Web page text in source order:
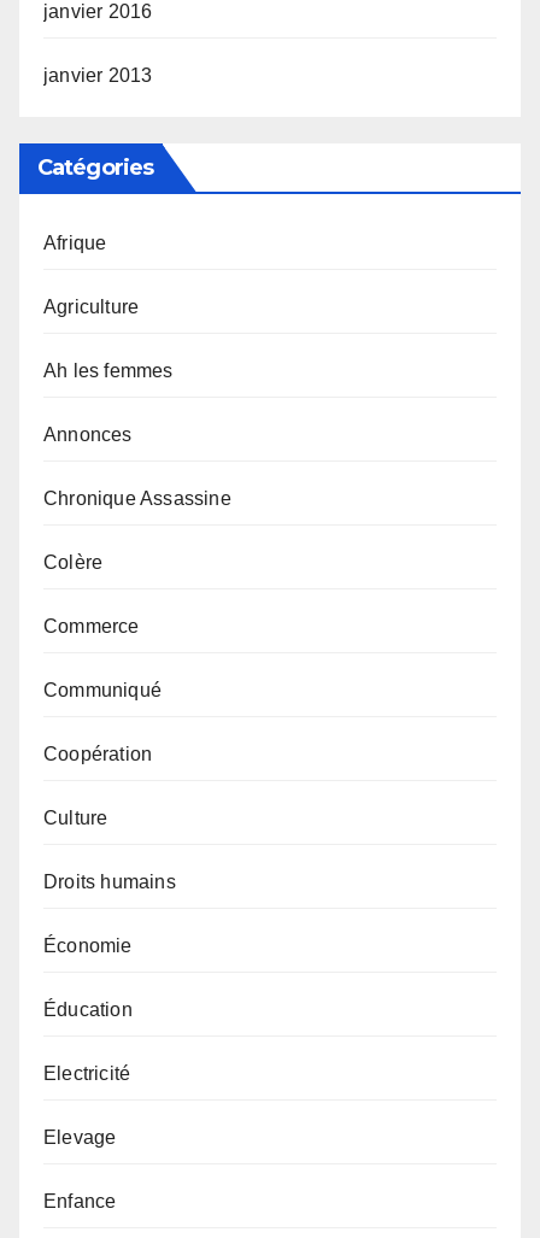
janvier 2016
janvier 2013
Catégories
Afrique
Agriculture
Ah les femmes
Annonces
Chronique Assassine
Colère
Commerce
Communiqué
Coopération
Culture
Droits humains
Économie
Éducation
Electricité
Elevage
Enfance